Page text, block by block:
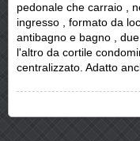
pedonale che carraio ,
ingresso , formato da
antibagno e bagno ,
l'altro da cortile
centralizzato. Adatto